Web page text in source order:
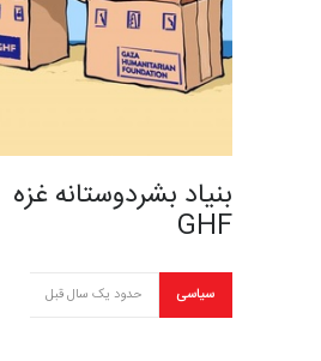
بنیاد بشردوستانه غزه
GHF
سیاسی حدود یک سال قبل